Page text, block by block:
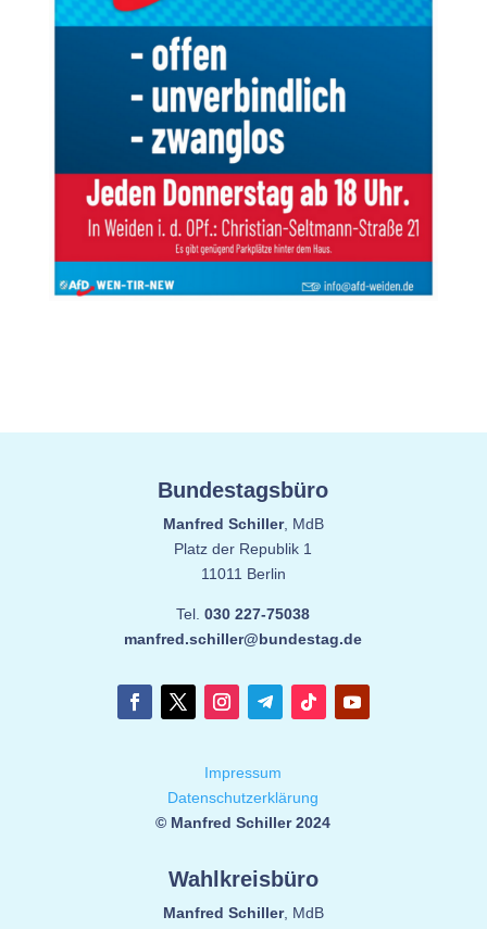
Bundestagsbüro
Manfred Schiller, MdB
Platz der Republik 1
11011 Berlin
Tel.030 227-75038
manfred.schiller@bundestag.de
Impressum
Datenschutzerklärung
© Manfred Schiller 2024
Wahlkreisbüro
Manfred Schiller, MdB